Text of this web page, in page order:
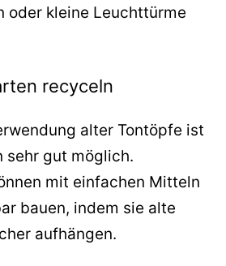
oder kleine Leuchttürme
recyceln
alter Tontöpfe ist
sehr gut möglich.
mit einfachen Mitteln
bauen, indem sie alte
aufhängen.